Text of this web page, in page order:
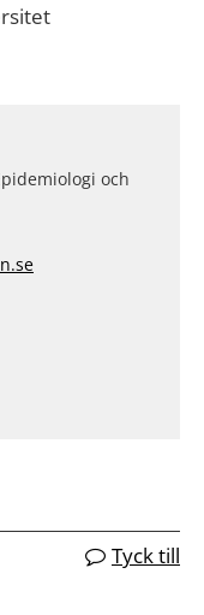
och
Tyck till